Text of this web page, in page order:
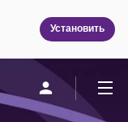
Установить